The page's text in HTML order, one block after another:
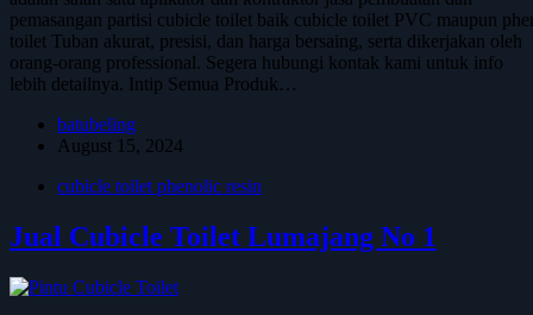
pemasangan partisi cubicle toilet baik cubicle toilet PVC maupun
toilet Tuban akurat, presisi, dan harga bersaing, serta dikerjakan oleh
orang-orang professional. Segera hubungi kontak kami untuk info
lebih detailnya. Intip Semua Produk…
batubeling
August 15, 2024
cubicle toilet phenolic resin
Jual Cubicle Toilet Lumajang No 1